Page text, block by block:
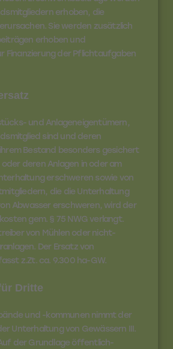
erhoben, die
Sie werden zusätzlich
erhoben und
Finanzierung der Pflichtaufgaben
und Anlageneigentümern,
sind und deren
Bestand besonders gesichert
deren Anlagen in oder am
erschweren sowie von
die die Unterhaltung
Abwasser erschweren, wird der
gem. § 75 NWG verlangt.
von Mühlen oder nicht-
Der Ersatz von
z.Zt. ca. 9.300 ha-GW.
Dritte
und -kommunen nimmt der
Unterhaltung von Gewässern III.
der Grundlage öffentlich-